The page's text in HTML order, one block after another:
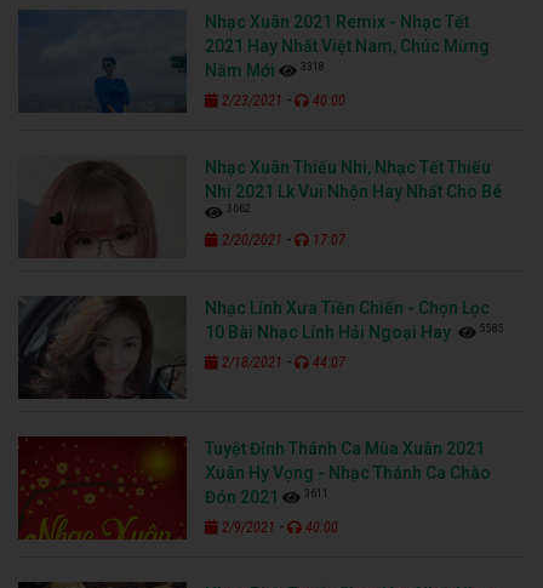
Nhạc Xuân 2021 Remix - Nhạc Tết
2021 Hay Nhất Việt Nam, Chúc Mừng
Năm Mới
3318
2/23/2021 - 40:00
Nhạc Xuân Thiếu Nhi, Nhạc Tết Thiếu
Nhi 2021 Lk Vui Nhộn Hay Nhất Cho Bé
3662
2/20/2021 - 17:07
Nhạc Lính Xưa Tiền Chiến - Chọn Lọc
10 Bài Nhạc Lính Hải Ngoại Hay
5585
2/18/2021 - 44:07
Tuyệt Đỉnh Thánh Ca Mùa Xuân 2021
Xuân Hy Vọng - Nhạc Thánh Ca Chào
Đón 2021
3611
2/9/2021 - 40:00